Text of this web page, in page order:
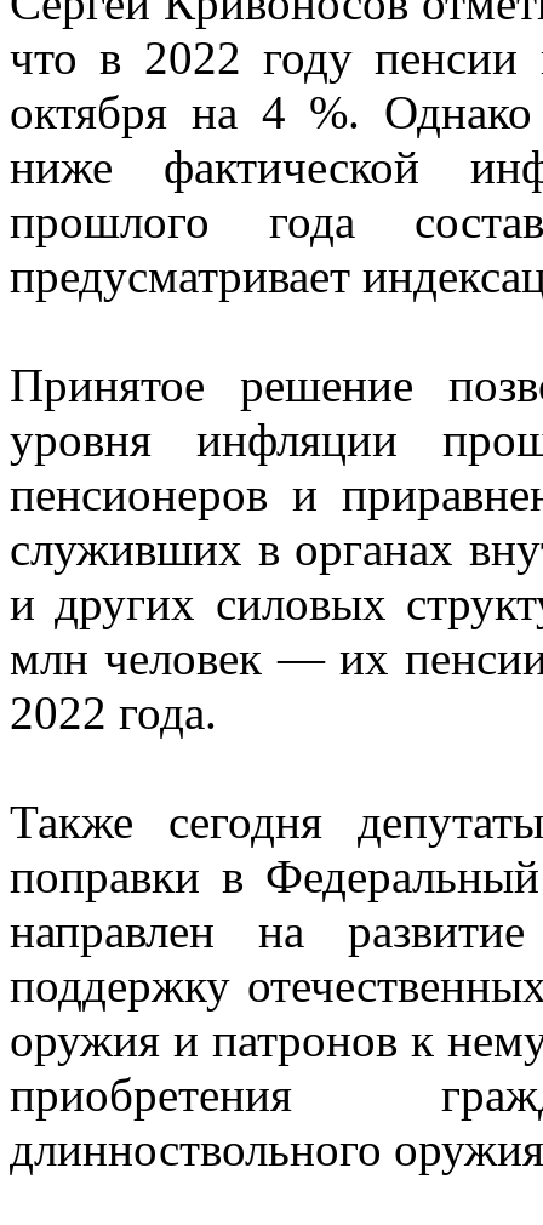
что в 2022 году
октября на 4 %. Однако
ниже фактической
прошлого года
предусматривает
Принятое решение
уровня инфляции
пенсионеров и
служивших в органах
и других силовых
млн человек — их
2022 года.
Также сегодня
поправки в
направлен на
поддержку
оружия и патронов к
приобретения
длинноствольного